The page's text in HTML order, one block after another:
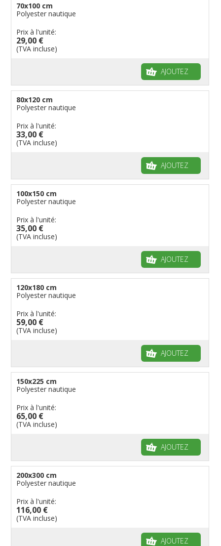
70x100 cm
Polyester nautique
Prix à l'unité:
29,00 €
(TVA incluse)
AJOUTEZ
80x120 cm
Polyester nautique
Prix à l'unité:
33,00 €
(TVA incluse)
AJOUTEZ
100x150 cm
Polyester nautique
Prix à l'unité:
35,00 €
(TVA incluse)
AJOUTEZ
120x180 cm
Polyester nautique
Prix à l'unité:
59,00 €
(TVA incluse)
AJOUTEZ
150x225 cm
Polyester nautique
Prix à l'unité:
65,00 €
(TVA incluse)
AJOUTEZ
200x300 cm
Polyester nautique
Prix à l'unité:
116,00 €
(TVA incluse)
AJOUTEZ